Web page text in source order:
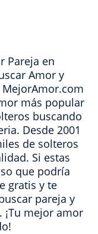
Pareja en
Amor y
más popular
buscando
Desde 2001
de solteros
Si estas
que podría
gratis y te
pareja y
mejor amor